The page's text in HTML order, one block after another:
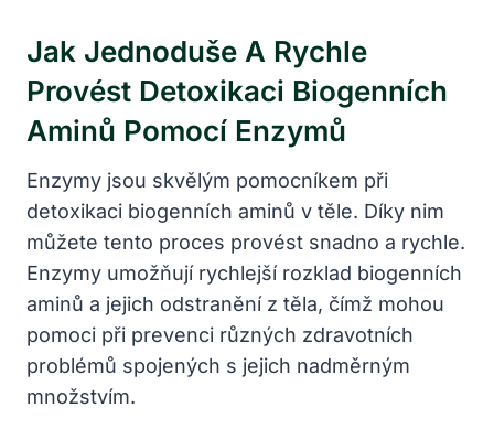
Jak Jednoduše A Rychle
Provést Detoxikaci Biogenních
Aminů Pomocí Enzymů
Enzymy jsou skvělým pomocníkem při
detoxikaci biogenních aminů v těle. Díky nim
můžete tento proces provést snadno a rychle.
Enzymy umožňují rychlejší rozklad biogenních
aminů a jejich odstranění z těla, čímž mohou
pomoci při prevenci různých zdravotních
problémů spojených s jejich nadměrným
množstvím.